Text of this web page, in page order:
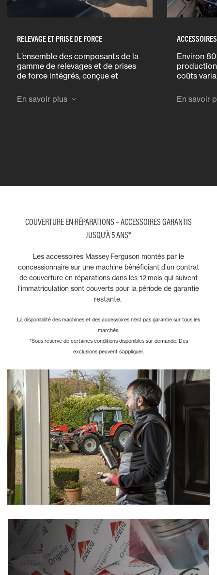
RELEVAGE ET PRISE DE FORCE
L’ensemble des composants de la
gamme de relevages et de prises
de force intégrés, conçue et
est testé et validé pour satisfaire à
des exigences de tolérance et de
En savoir plus
Environ
coûts
Grâce au
En savoir
COUVERTURE EN RÉPARATIONS – ACCESSOIRES GARANTIS
JUSQU’À 5 ANS*
Les accessoires Massey Ferguson montés par le
concessionnaire sur une machine bénéficiant d’un contrat
de couverture en réparations dans les 12 mois qui suivent
l’immatriculation sont couverts pour la période de garantie
restante.
La disponibilité des machines et des accessoires n’est pas garantie sur tous les
marchés.
*Sous réserve de certaines conditions disponibles sur demande. Des
exclusions peuvent s’appliquer.